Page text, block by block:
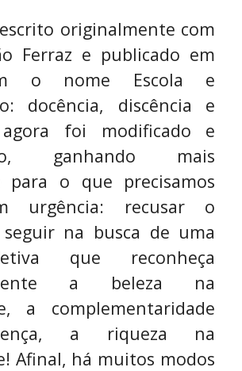
originalmente com
Ferraz e publicado em
o nome Escola e
docência, discência e
agora foi modificado e
ganhando mais
para o que precisamos
urgência: recusar o
na busca de uma
que reconheça
a beleza na
a complementaridade
a riqueza na
Afinal, há muitos modos